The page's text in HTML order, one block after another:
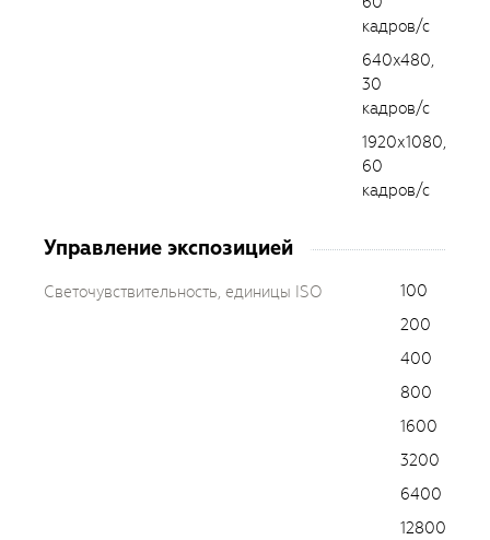
кадров/с
640x480,
30
кадров/с
1920х1080,
60
кадров/с
Управление экспозицией
Светочувствительность, единицы ISO
100
200
400
800
1600
3200
6400
12800